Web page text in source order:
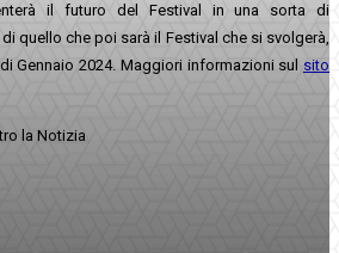
il futuro del Festival in una sorta di
quello che poi sarà il Festival che si svolgerà,
Gennaio 2024. Maggiori informazioni sul sito
la Notizia